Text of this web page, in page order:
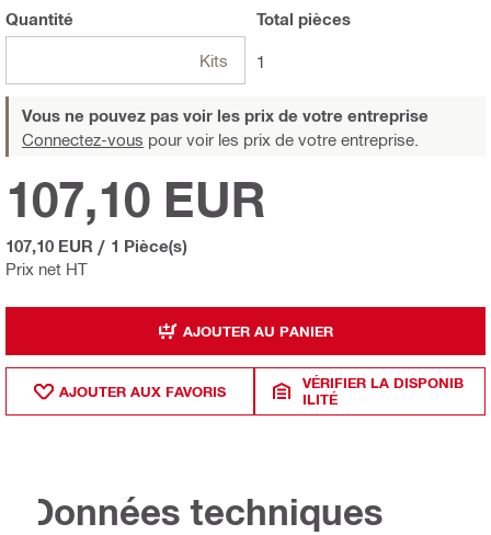
Quantité
Kits
Total pièces
1
Vous ne pouvez pas voir les prix de votre entreprise
Connectez-vous pour voir les prix de votre entreprise.
Prix net HT
107,10 EUR
107,10 EUR / 1 Pièce(s)
AJOUTER AU PANIER
AJOUTER AUX FAVORIS
VÉRIFIER LA DISPONIB
ILITÉ
Données techniques